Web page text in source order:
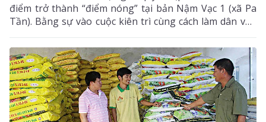
điểm trở thành “điểm nóng” tại bản Nậm Vạc 1 (xã Pa
Tần). Bằng sự vào cuộc kiên trì cùng cách làm dân vận
khéo, “nút thắt” từng bước được tháo gỡ, nhân dân
đồng thuận, tin tưởng với sự lãnh đạo của Đảng,
chính quyền địa phương.